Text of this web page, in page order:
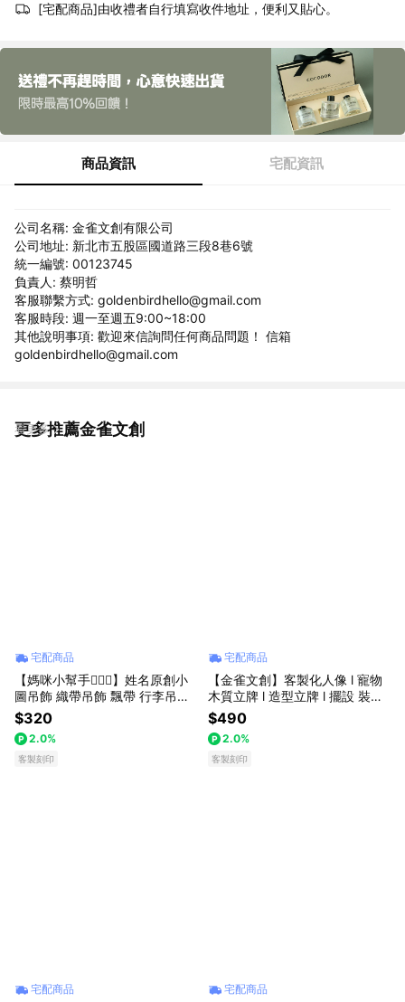
[宅配商品]由收禮者自行填寫收件地址，便利又貼心。
商品資訊 宅配資訊
公司名稱: 金雀文創有限公司
公司地址: 新北市五股區國道路三段8巷6號
統一編號: 00123745
負責人: 蔡明哲
客服聯繫方式: goldenbirdhello@gmail.com
客服時段: 週一至週五9:00~18:00
其他說明事項: 歡迎來信詢問任何商品問題！ 信箱
goldenbirdhello@gmail.com
更多推薦金雀文創
看更多
宅配商品
【媽咪小幫手🧚🏻‍♀️】姓名原創小
圖吊飾 織帶吊飾 飄帶 行李吊飾
小朋友防丟 包包掛式 書包掛飾
小朋友吊飾 防丟
$320
2.0%
客製刻印
宅配商品
【金雀文創】客製化人像 l 寵物
木質立牌 l 造型立牌 l 擺設 裝飾 l
似顏繪 l 禮物 l 紀念品 l 收藏品 l
辦公小物
$490
2.0%
客製刻印
宅配商品 宅配商品